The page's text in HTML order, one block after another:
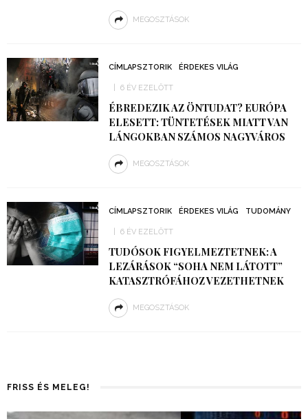
MEGOSZTÁSOK
CÍMLAPSZTORIK ÉRDEKES VILÁG
6 ÉV EZELŐTT
ÉBREDEZIK AZ ÖNTUDAT? EURÓPA
ELESETT: TÜNTETÉSEK MIATT VAN
LÁNGOKBAN SZÁMOS NAGYVÁROS
MEGOSZTÁSOK
CÍMLAPSZTORIK ÉRDEKES VILÁG TUDOMÁNY
6 ÉV EZELŐTT
TUDÓSOK FIGYELMEZTETNEK: A
LEZÁRÁSOK “SOHA NEM LÁTOTT”
KATASZTRÓFÁHOZ VEZETHETNEK
MEGOSZTÁSOK
FRISS ÉS MELEG!